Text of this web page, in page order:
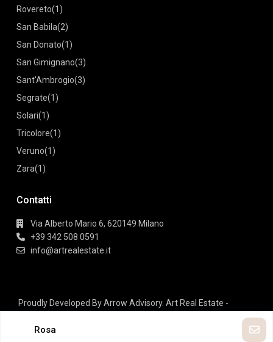
Rovereto(1)
San Babila(2)
San Donato(1)
San Gimignano(3)
Sant'Ambrogio(3)
Segrate(1)
Solari(1)
Tricolore(1)
Veruno(1)
Zara(1)
Contatti
Via Alberto Mario 6, 620149 Milano
+39 342 508 0591
info@artrealestate.it
Proudly Developed By Arrow Advisory. Art Real Estate -
Rosa